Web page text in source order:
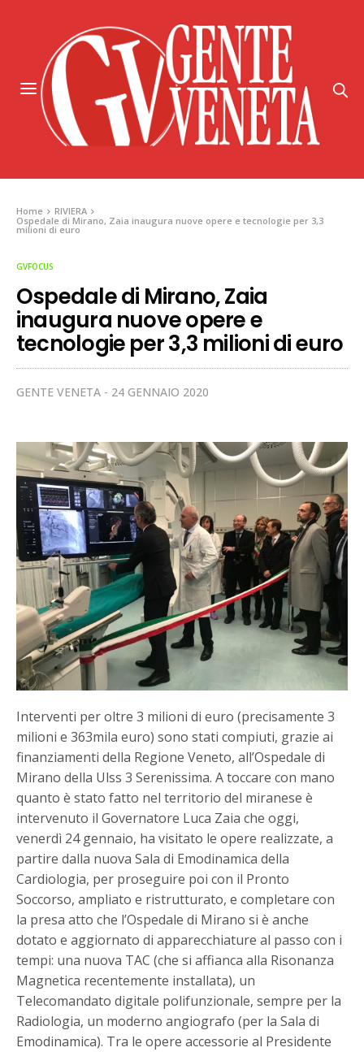
Home
RIVIERA
Ospedale di Mirano, Zaia inaugura nuove opere e tecnologie per 3,3
milioni di euro
GVFOCUS
Ospedale di Mirano, Zaia
inaugura nuove opere e
tecnologie per 3,3 milioni di euro
GENTE VENETA 24 GENNAIO 2020
Interventi per oltre 3 milioni di euro (precisamente 3
milioni e 363mila euro) sono stati compiuti, grazie ai
finanziamenti della Regione Veneto, all’Ospedale di
Mirano della Ulss 3 Serenissima. A toccare con mano
quanto è stato fatto nel territorio del miranese è
intervenuto il Governatore Luca Zaia che oggi,
venerdì 24 gennaio, ha visitato le opere realizzate, a
partire dalla nuova Sala di Emodinamica della
Cardiologia, per proseguire poi con il Pronto
Soccorso, ampliato e ristrutturato, e completare con
la presa atto che l’Ospedale di Mirano si è anche
dotato e aggiornato di apparecchiature al passo con i
tempi: una nuova TAC (che si affianca alla Risonanza
Magnetica recentemente installata), un
Telecomandato digitale polifunzionale, sempre per la
Radiologia, un moderno angiografo (per la Sala di
Emodinamica). Tra le opere accessorie al Presidente